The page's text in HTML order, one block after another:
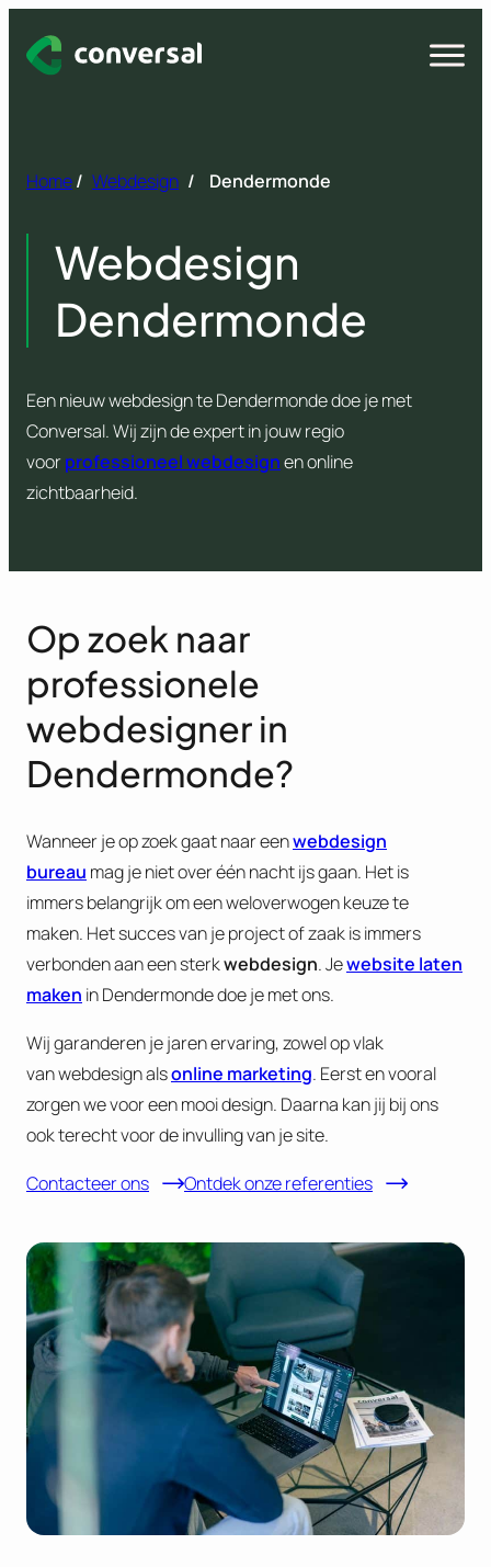
naar
Open
Home/ Webdesign / Dendermonde
Webdesign
Dendermonde
Een nieuw webdesign te Dendermonde doe je met
Conversal. Wij zijn de expert in jouw regio
voorprofessioneel webdesignen online
zichtbaarheid.
Op zoek naar
professionele
webdesigner in
Dendermonde?
Wanneer je op zoek gaat naar eenwebdesign
bureau mag je niet over één nacht ijs gaan. Het is
immers belangrijk om een weloverwogen keuze te
maken. Het succes van je project of zaak is immers
verbonden aan een sterkwebdesign. Jewebsite laten
maken in Dendermonde doe je met ons.
Wij garanderen je jaren ervaring, zowel op vlak
van webdesign alsonline marketing. Eerst en vooral
zorgen we voor een mooi design. Daarna kan jij bij ons
ook terecht voor de invulling van je site.
Contacteer ons Ontdek onze referenties